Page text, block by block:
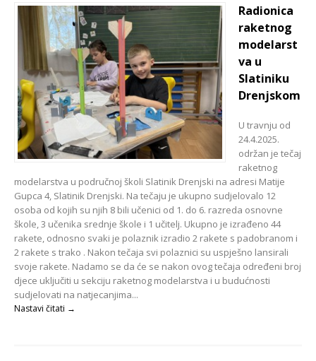
Radionica
raketnog
modelarst
va u
Slatiniku
Drenjskom
U travnju od
24.4.2025.
održan je tečaj
raketnog
modelarstva u područnoj školi Slatinik Drenjski na adresi Matije
Gupca 4, Slatinik Drenjski. Na tečaju je ukupno sudjelovalo 12
osoba od kojih su njih 8 bili učenici od 1. do 6. razreda osnovne
škole, 3 učenika srednje škole i 1 učitelj. Ukupno je izrađeno 44
rakete, odnosno svaki je polaznik izradio 2 rakete s padobranom i
2 rakete s trako . Nakon tečaja svi polaznici su uspješno lansirali
svoje rakete. Nadamo se da će se nakon ovog tečaja određeni broj
djece uključiti u sekciju raketnog modelarstva i u budućnosti
sudjelovati na natjecanjima...
Nastavi čitati →